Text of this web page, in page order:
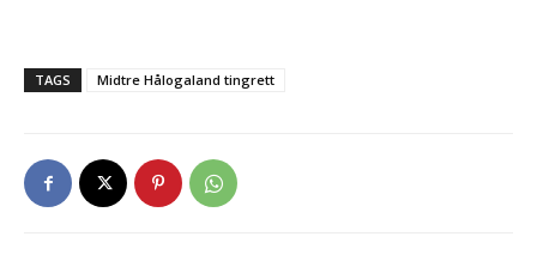
TAGS Midtre Hålogaland tingrett